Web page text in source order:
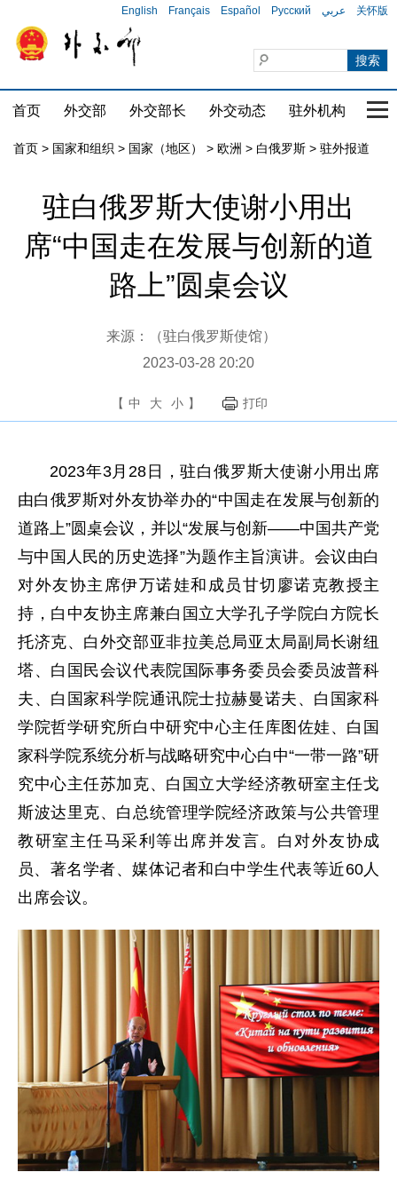
English Français Español Русский عربي 关怀版
首页 外交部 外交部长 外交动态 驻外机构 国
首页 > 国家和组织 > 国家（地区） > 欧洲 > 白俄罗斯 > 驻外报道
驻白俄罗斯大使谢小用出
席“中国走在发展与创新的道
路上”圆桌会议
来源：（驻白俄罗斯使馆）
2023-03-28 20:20
【 中 大 小 】 打印
2023年3月28日，驻白俄罗斯大使谢小用出席
由白俄罗斯对外友协举办的“中国走在发展与创新的
道路上”圆桌会议，并以“发展与创新——中国共产党
与中国人民的历史选择”为题作主旨演讲。会议由白
对外友协主席伊万诺娃和成员甘切廖诺克教授主
持，白中友协主席兼白国立大学孔子学院白方院长
托济克、白外交部亚非拉美总局亚太局副局长谢纽
塔、白国民会议代表院国际事务委员会委员波普科
夫、白国家科学院通讯院士拉赫曼诺夫、白国家科
学院哲学研究所白中研究中心主任库图佐娃、白国
家科学院系统分析与战略研究中心白中“一带一路”研
究中心主任苏加克、白国立大学经济教研室主任戈
斯波达里克、白总统管理学院经济政策与公共管理
教研室主任马采利等出席并发言。白对外友协成
员、著名学者、媒体记者和白中学生代表等近60人
出席会议。